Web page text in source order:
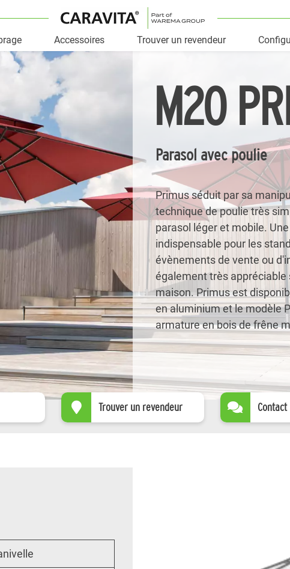
Accessoires Trouver un revendeur
M20
Parasol avec poulie
Primus séduit par sa
technique de poulie très
parasol léger et mobile.
indispensable pour les
évènements de vente ou
également très appréciable
maison. Primus est
en aluminium et le modèle
armature en bois de frêne
Trouver un revendeur Contact